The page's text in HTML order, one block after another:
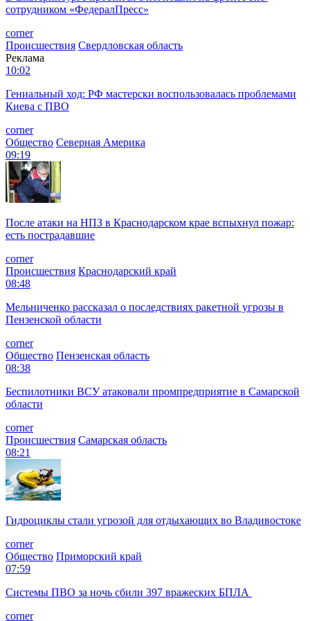
сотрудником «ФедералПресс»
corner
Происшествия Свердловская область
Реклама
10:02
Гениальный ход: РФ мастерски воспользовалась проблемами
Киева с ПВО
corner
Общество Северная Америка
09:19
После атаки на НПЗ в Краснодарском крае вспыхнул пожар:
есть пострадавшие
corner
Происшествия Краснодарский край
08:48
Мельниченко рассказал о последствиях ракетной угрозы в
Пензенской области
corner
Общество Пензенская область
08:38
Беспилотники ВСУ атаковали промпредприятие в Самарской
области
corner
Происшествия Самарская область
08:21
Гидроциклы стали угрозой для отдыхающих во Владивостоке
corner
Общество Приморский край
07:59
Системы ПВО за ночь сбили 397 вражеских БПЛА
corner